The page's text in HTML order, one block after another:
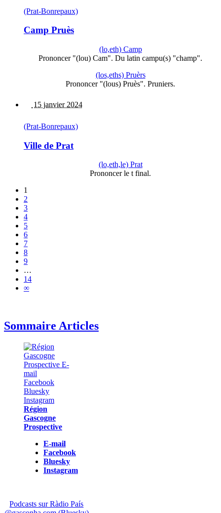
(Prat-Bonrepaux)
Camp Pruès
(lo,eth) Camp
Prononcer "(lou) Cam". Du latin campu(s) "champ".
(los,eths) Pruèrs
Prononcer "(lous) Pruès". Pruniers.
15 janvier 2024
(Prat-Bonrepaux)
Ville de Prat
(lo,eth,le) Prat
Prononcer le t final.
1
2
3
4
5
6
7
8
9
…
14
∞
Sommaire Articles
Région
Gascogne
Prospective
E-mail
Facebook
Bluesky
Instagram
Podcasts sur Ràdio País